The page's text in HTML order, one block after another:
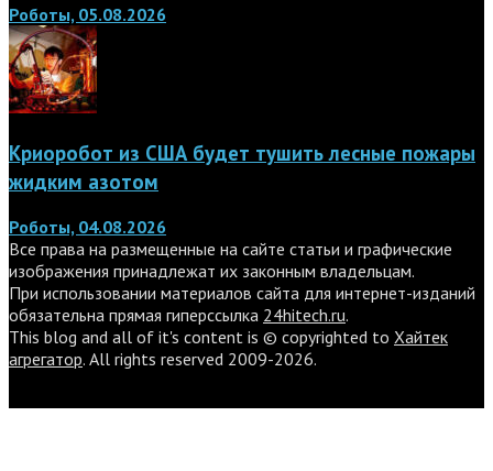
Роботы, 05.08.2026
Криоробот из США будет тушить лесные пожары
жидким азотом
Роботы, 04.08.2026
Все права на размещенные на сайте статьи и графические
изображения принадлежат их законным владельцам.
При использовании материалов сайта для интернет-изданий
обязательна прямая гиперссылка 24hitech.ru.
This blog and all of it's content is © copyrighted to Хайтек
агрегатор. All rights reserved 2009-2026.